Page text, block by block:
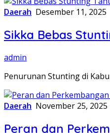
Daerah Desember 11, 2025
Sikka Bebas
admin
Penurunan Stunting di
Daerah November 25, 2025
Peran dan